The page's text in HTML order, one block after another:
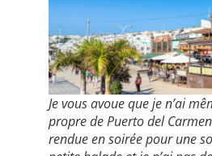
Je vous avoue que je n’ai
propre de Puerto del
rendue en soirée pour une